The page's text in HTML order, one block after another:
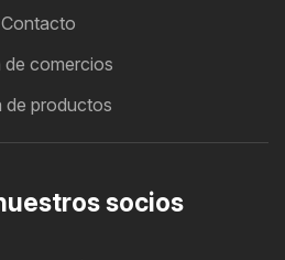
Contacto
de comercios
de productos
socios